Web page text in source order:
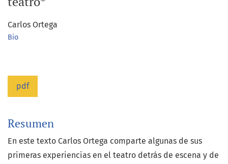
Carlos Ortega
Bio
pdf
Resumen
En este texto Carlos Ortega comparte algunas de sus
primeras experiencias en el teatro detrás de escena y de